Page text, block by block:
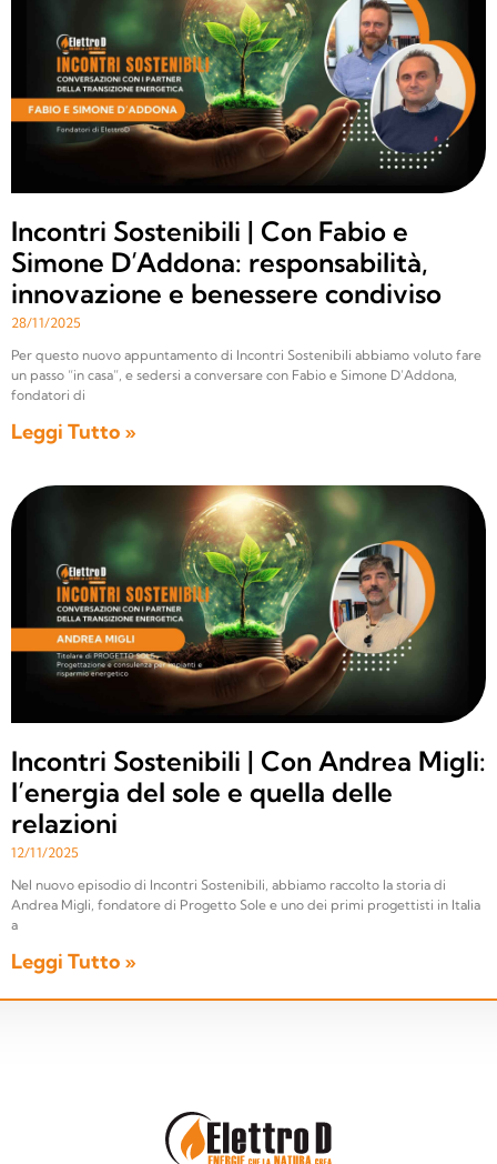
Incontri Sostenibili | Con Fabio e
Simone D’Addona: responsabilità,
innovazione e benessere condiviso
28/11/2025
Per questo nuovo appuntamento di Incontri Sostenibili abbiamo voluto fare
un passo “in casa”, e sedersi a conversare con Fabio e Simone D’Addona,
fondatori di
Leggi Tutto »
Incontri Sostenibili | Con Andrea Migli:
l’energia del sole e quella delle
relazioni
12/11/2025
Nel nuovo episodio di Incontri Sostenibili, abbiamo raccolto la storia di
Andrea Migli, fondatore di Progetto Sole e uno dei primi progettisti in Italia
a
Leggi Tutto »